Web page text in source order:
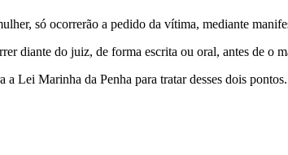
só ocorrerão a pedido da vítima, mediante
diante do juiz, de forma escrita ou oral, antes de o
Lei Marinha da Penha para tratar desses dois pontos.